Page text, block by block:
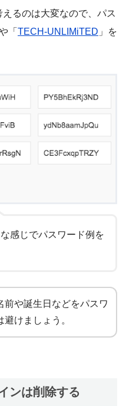
るのは大変なので、パス
「 TECH-UNLIMiTED 」を
感じでパスワード例を
前や誕生日などをパスワ
けましょう。
ンは削除する